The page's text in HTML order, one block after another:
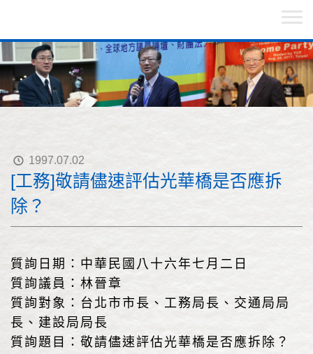
1997.07.02
[工務]敬請儘速評估光華橋是否應拆
除？
質詢日期：中華民國八十六年七月二日
質詢議員：林晉章
質詢對象：台北市市長、工務局長、交通局局
長、建設局局長
質詢題目：敬請儘速評估光華橋是否應拆除？